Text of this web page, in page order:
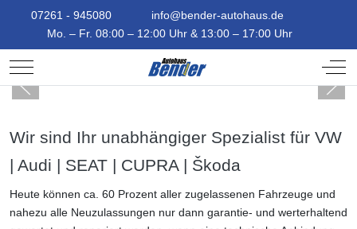
07261 - 945080
info@bender-autohaus.de
Mo. – Fr. 08:00 – 12:00 Uhr & 13:00 – 17:00 Uhr
Mobile Menu Toggle Off-
Wir sind Ihr unabhängiger Spezialist für VW
| Audi | SEAT | CUPRA | Škoda
Heute können ca. 60 Prozent aller zugelassenen Fahrzeuge und
nahezu alle Neuzulassungen nur dann garantie- und werterhaltend